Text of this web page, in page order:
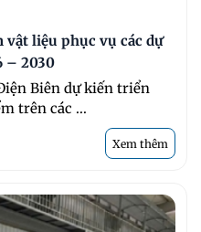
vật liệu phục vụ các dự
– 2030
Biên dự kiến triển
trên các ...
Xem thêm